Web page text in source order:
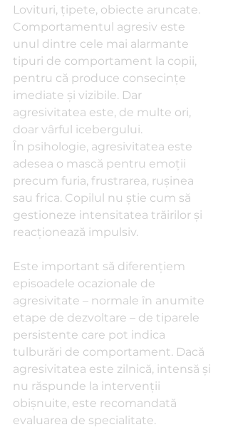
Lovituri, țipete, obiecte aruncate.
Comportamentul agresiv este
unul dintre cele mai alarmante
tipuri de comportament la copii,
pentru că produce consecințe
imediate și vizibile. Dar
agresivitatea este, de multe ori,
doar vârful icebergului.
În psihologie, agresivitatea este
adesea o mască pentru emoții
precum furia, frustrarea, rușinea
sau frica. Copilul nu știe cum să
gestioneze intensitatea trăirilor și
reacționează impulsiv.
Este important să diferențiem
episoadele ocazionale de
agresivitate – normale în anumite
etape de dezvoltare – de tiparele
persistente care pot indica
tulburări de comportament. Dacă
agresivitatea este zilnică, intensă și
nu răspunde la intervenții
obișnuite, este recomandată
evaluarea de specialitate.